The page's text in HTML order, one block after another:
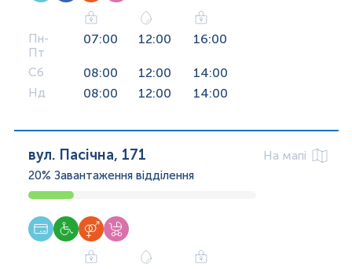
Пн-
Пт
07:00 12:00 16:00
Сб 08:00 12:00 14:00
Нд 08:00 12:00 14:00
вул. Пасічна, 171
На мапі
20% Завантаження відділення